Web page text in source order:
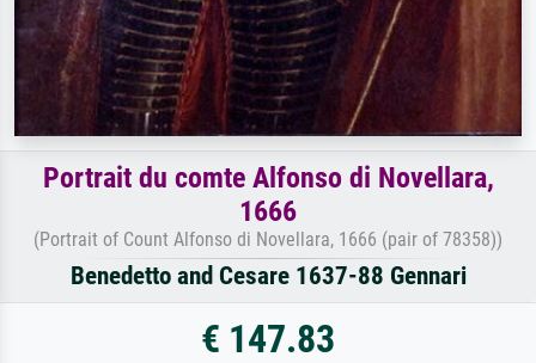
Portrait du comte Alfonso di Novellara,
1666
(Portrait of Count Alfonso di Novellara, 1666 (pair of 78358))
Benedetto and Cesare 1637-88 Gennari
€ 147.83